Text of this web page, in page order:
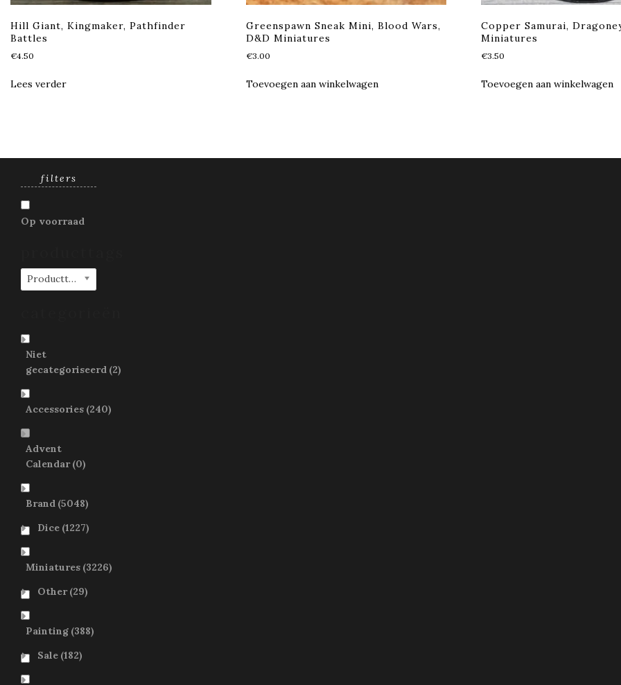
Hill Giant, Kingmaker, Pathfinder
Battles
€4.50
Lees verder
Greenspawn Sneak Mini, Blood Wars,
D&D Miniatures
€3.00
Toevoegen aan winkelwagen
Copper Samurai,
Miniatures
€3.50
Toevoegen aan winkelwagen
filters
Op voorraad
Producttags
Niet
gecategoriseerd (2)
Accessories (240)
Advent
Calendar (0)
Brand (5048)
Dice (1227)
Miniatures (3226)
Other (29)
Painting (388)
Sale (182)